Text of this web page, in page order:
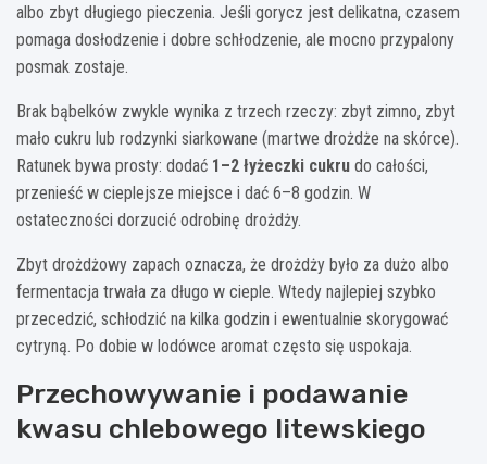
albo zbyt długiego pieczenia. Jeśli gorycz jest delikatna, czasem
pomaga dosłodzenie i dobre schłodzenie, ale mocno przypalony
posmak zostaje.
Brak bąbelków zwykle wynika z trzech rzeczy: zbyt zimno, zbyt
mało cukru lub rodzynki siarkowane (martwe drożdże na skórce).
Ratunek bywa prosty: dodać 1–2 łyżeczki cukru do całości,
przenieść w cieplejsze miejsce i dać 6–8 godzin. W
ostateczności dorzucić odrobinę drożdży.
Zbyt drożdżowy zapach oznacza, że drożdży było za dużo albo
fermentacja trwała za długo w cieple. Wtedy najlepiej szybko
przecedzić, schłodzić na kilka godzin i ewentualnie skorygować
cytryną. Po dobie w lodówce aromat często się uspokaja.
Przechowywanie i podawanie
kwasu chlebowego litewskiego